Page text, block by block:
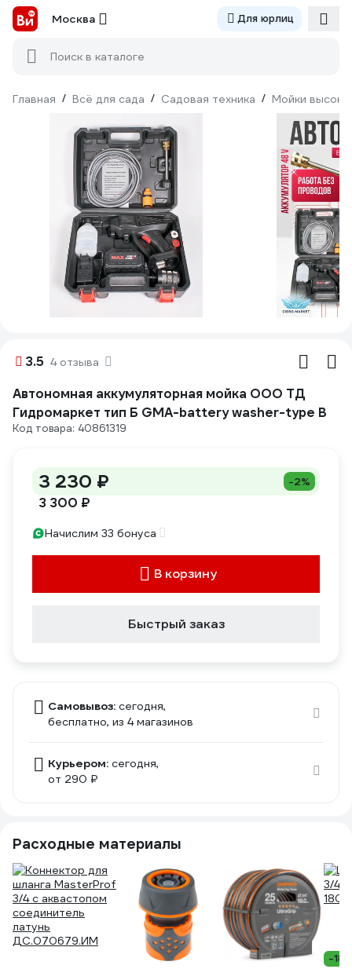
Москва Для юрлиц
Поиск в каталоге
Главная / Всё для сада / Садовая техника / Мойки
3.5 4 отзыва
Автономная аккумуляторная мойка ООО ТД
Гидромаркет тип Б GMA-battery washer-type B
Код товара: 40861319
3 230 ₽ -2%
3 300 ₽
Начислим 33 бонуса
В корзину
Быстрый заказ
Самовывоз: сегодня,
бесплатно, из 4 магазинов
Курьером: сегодня,
от 290 ₽
Расходные материалы
-18%